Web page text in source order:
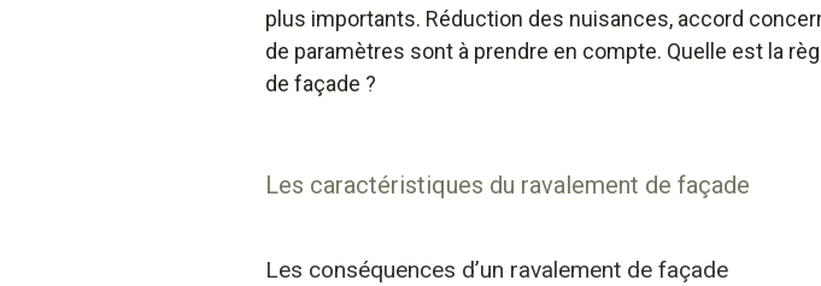
plus importants. Réduction des nuisances, accord
de paramètres sont à prendre en compte. Quelle est la
de façade ?
Les caractéristiques du ravalement de façade
Les conséquences d’un ravalement de façade